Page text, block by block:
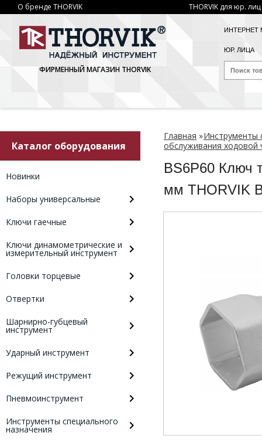
О бренде THORVIK THORVIK для юр. лиц
ФИРМЕННЫЙ МАГАЗИН THORVIK
ИНТЕРНЕТ
ЮР. ЛИЦА
Каталог оборудования
Новинки
Наборы универсальные
Ключи гаечные
Ключи динамометрические и
измерительный инструмент
Головки торцевые
Отвертки
Шарнирно-губцевый
инструмент
Ударный инструмент
Режущий инструмент
Пневмоинструмент
Инструменты специального
назначения
Главная »Инструменты
обслуживания ходовой
BS6P60 Ключ
мм THORVIK